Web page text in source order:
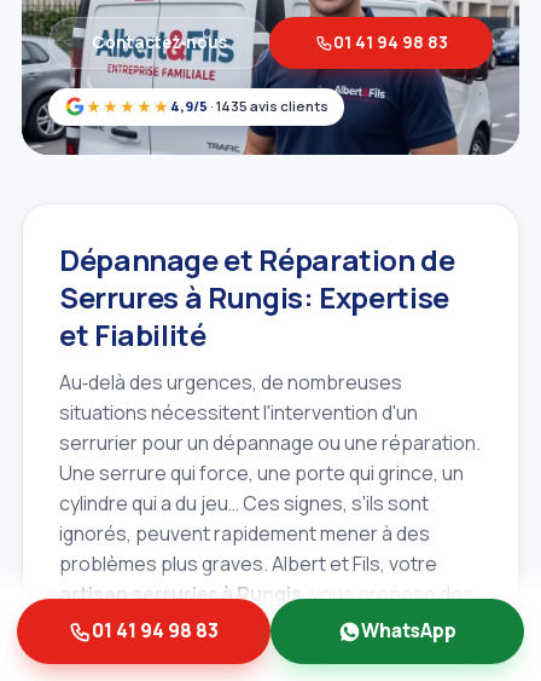
★★★★★ 4,9/5 · 1435 avis clients
Contactez‑nous 01 41 94 98 83
Dépannage et Réparation de
Serrures à Rungis: Expertise
et Fiabilité
Au‑delà des urgences, de nombreuses
situations nécessitent l'intervention d'un
serrurier pour un dépannage ou une réparation.
Une serrure qui force, une porte qui grince, un
cylindre qui a du jeu… Ces signes, s'ils sont
ignorés, peuvent rapidement mener à des
problèmes plus graves. Albert et Fils, votre
artisan serrurier à Rungis, vous propose des
solutions de dépannage fiables et durables
pour toutes les marques et tous les types de
01 41 94 98 83 WhatsApp